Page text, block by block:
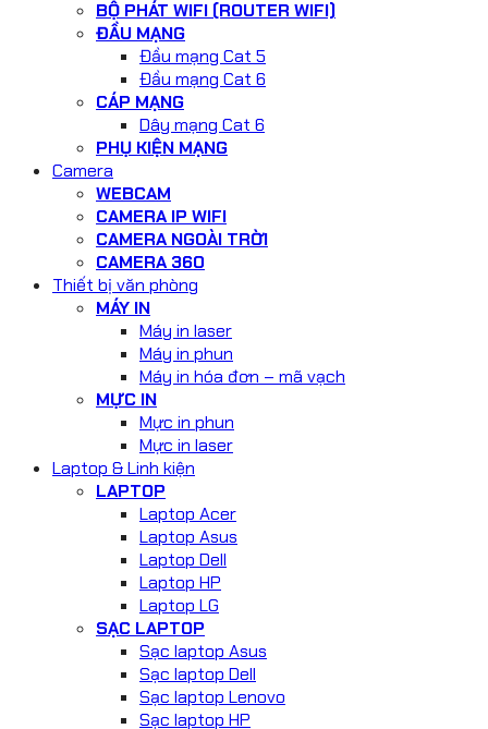
BỘ PHÁT WIFI (ROUTER WIFI)
ĐẦU MẠNG
Đầu mạng Cat 5
Đầu mạng Cat 6
CÁP MẠNG
Dây mạng Cat 6
PHỤ KIỆN MẠNG
Camera
WEBCAM
CAMERA IP WIFI
CAMERA NGOÀI TRỜI
CAMERA 360
Thiết bị văn phòng
MÁY IN
Máy in laser
Máy in phun
Máy in hóa đơn – mã vạch
MỰC IN
Mực in phun
Mực in laser
Laptop & Linh kiện
LAPTOP
Laptop Acer
Laptop Asus
Laptop Dell
Laptop HP
Laptop LG
SẠC LAPTOP
Sạc laptop Asus
Sạc laptop Dell
Sạc laptop Lenovo
Sạc laptop HP